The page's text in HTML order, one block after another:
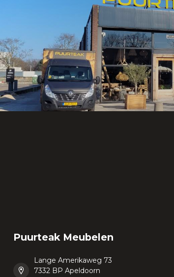
Puurteak Meubelen
Lange Amerikaweg 73
7332 BP Apeldoorn